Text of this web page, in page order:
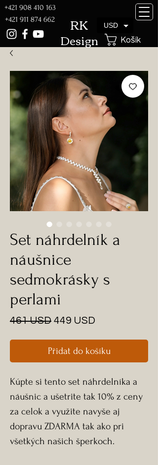
Design
RK
+421 908 410 163
Košík
+421 911 874 662
Set náhrdelník a
náušnice
sedmokrásky s
perlami
461 USDBěžná
449 USD
Přidat do košíku
Kúpte si tento set náhrdelníka a
náušnic a ušetrite tak 10% z ceny
za celok a využite navyše aj
dopravu ZDARMA tak ako pri
všetkých našich šperkoch.
USD